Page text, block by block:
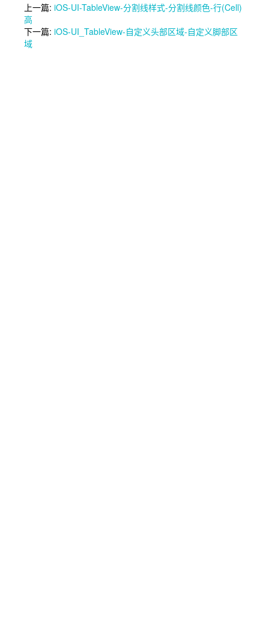
上一篇: iOS-UI-TableView-分割线样式-分割线颜色-行(Cell)
高
下一篇: iOS-UI_TableView-自定义头部区域-自定义脚部区
域